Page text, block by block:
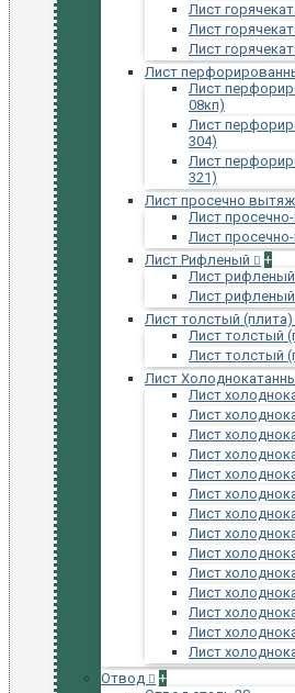
Лист
Лист
Лист
Лист
Лист
08кп)
Лист
304)
Лист
321)
Лист просечно
Лист
Лист
Лист Рифленый
+
Лист рифленый
Лист
Лист толстый (плита)
Лист толстый
Лист толстый
Лист
Лист
Лист
Лист
Лист
Лист
Лист
Лист
Лист
Лист
Лист
Лист
Лист
Лист
Лист
Отвод
+